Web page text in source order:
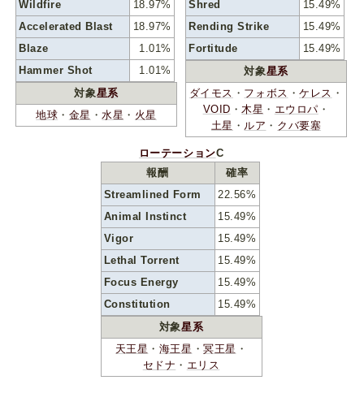
Wildfire
18.97%
Accelerated Blast
18.97%
Blaze
1.01%
Hammer Shot
1.01%
対象星系
地球 ・ 金星 ・水星 ・ 火星
Shred
15.49%
Rending Strike
15.49%
Fortitude
15.49%
対象星系
ダイモス ・ フォボス ・ケレス ・
VOID ・木星 ・ エウロパ ・
土星 ・ ルア ・ クバ要塞
ローテーションC
報酬
確率
Streamlined Form
22.56%
Animal Instinct
15.49%
Vigor
15.49%
Lethal Torrent
15.49%
Focus Energy
15.49%
Constitution
15.49%
対象星系
天王星 ・ 海王星 ・冥王星 ・
セドナ ・ エリス